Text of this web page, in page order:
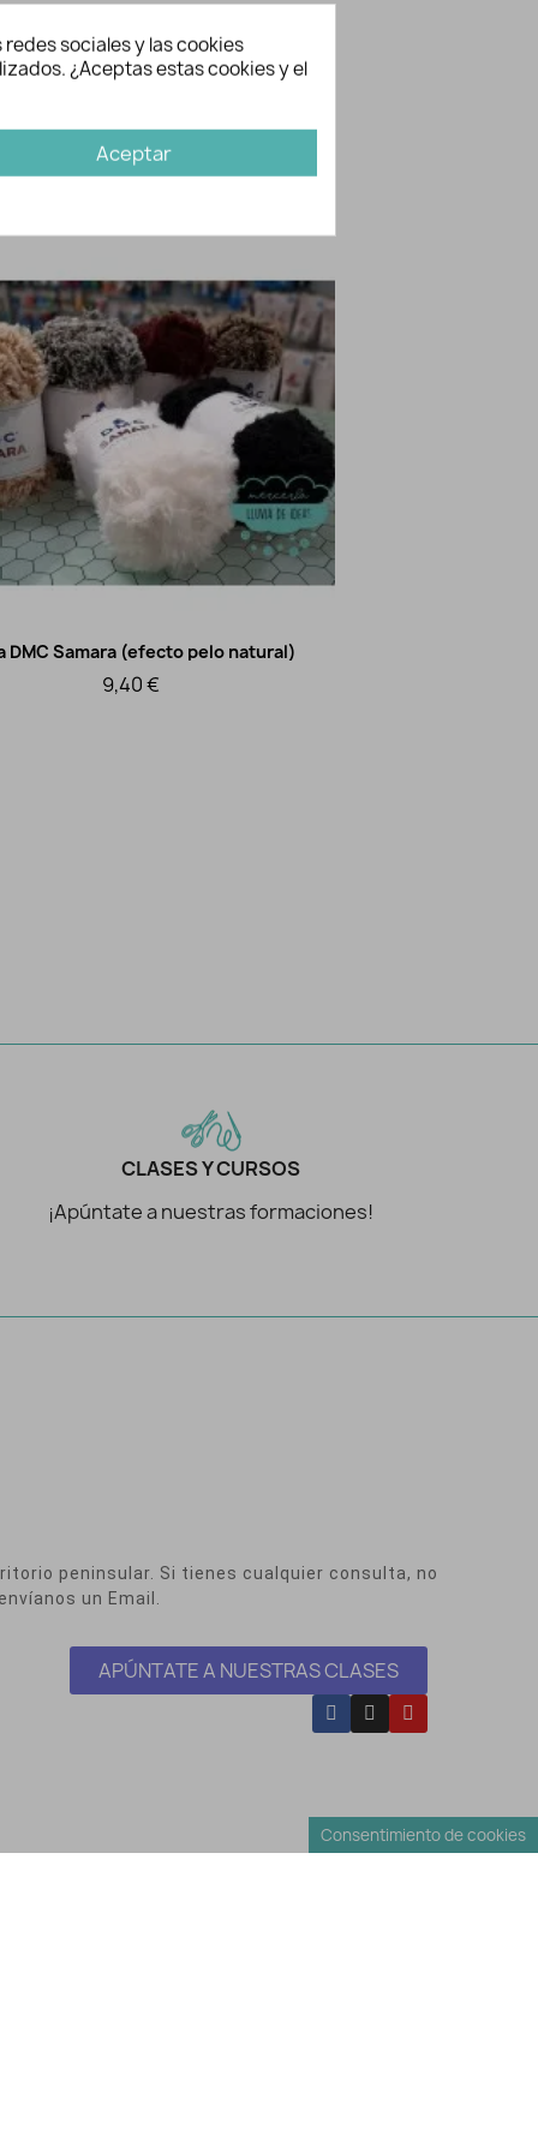
DMC
Sí
Sí
Vista rápida
DMC Samara (efecto pelo natural)
9,40 €
CLASES Y CURSOS
¡Apúntate a nuestras formaciones!
peninsular. Si tienes cualquier consulta, no
un Email.
APÚNTATE A NUESTRAS CLASES
sociales y las cookies
¿Aceptas estas cookies y el
Aceptar
Consentimiento de cookies